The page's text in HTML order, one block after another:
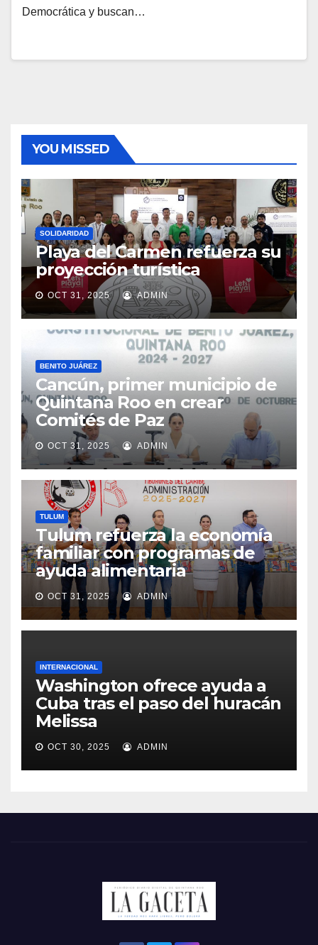
Democrática y buscan…
YOU MISSED
SOLIDARIDAD
Playa del Carmen refuerza su
proyección turística
OCT 31, 2025 ADMIN
BENITO JUÁREZ
Cancún, primer municipio de
Quintana Roo en crear
Comités de Paz
OCT 31, 2025 ADMIN
TULUM
Tulum refuerza la economía
familiar con programas de
ayuda alimentaria
OCT 31, 2025 ADMIN
INTERNACIONAL
Washington ofrece ayuda a
Cuba tras el paso del huracán
Melissa
OCT 30, 2025 ADMIN